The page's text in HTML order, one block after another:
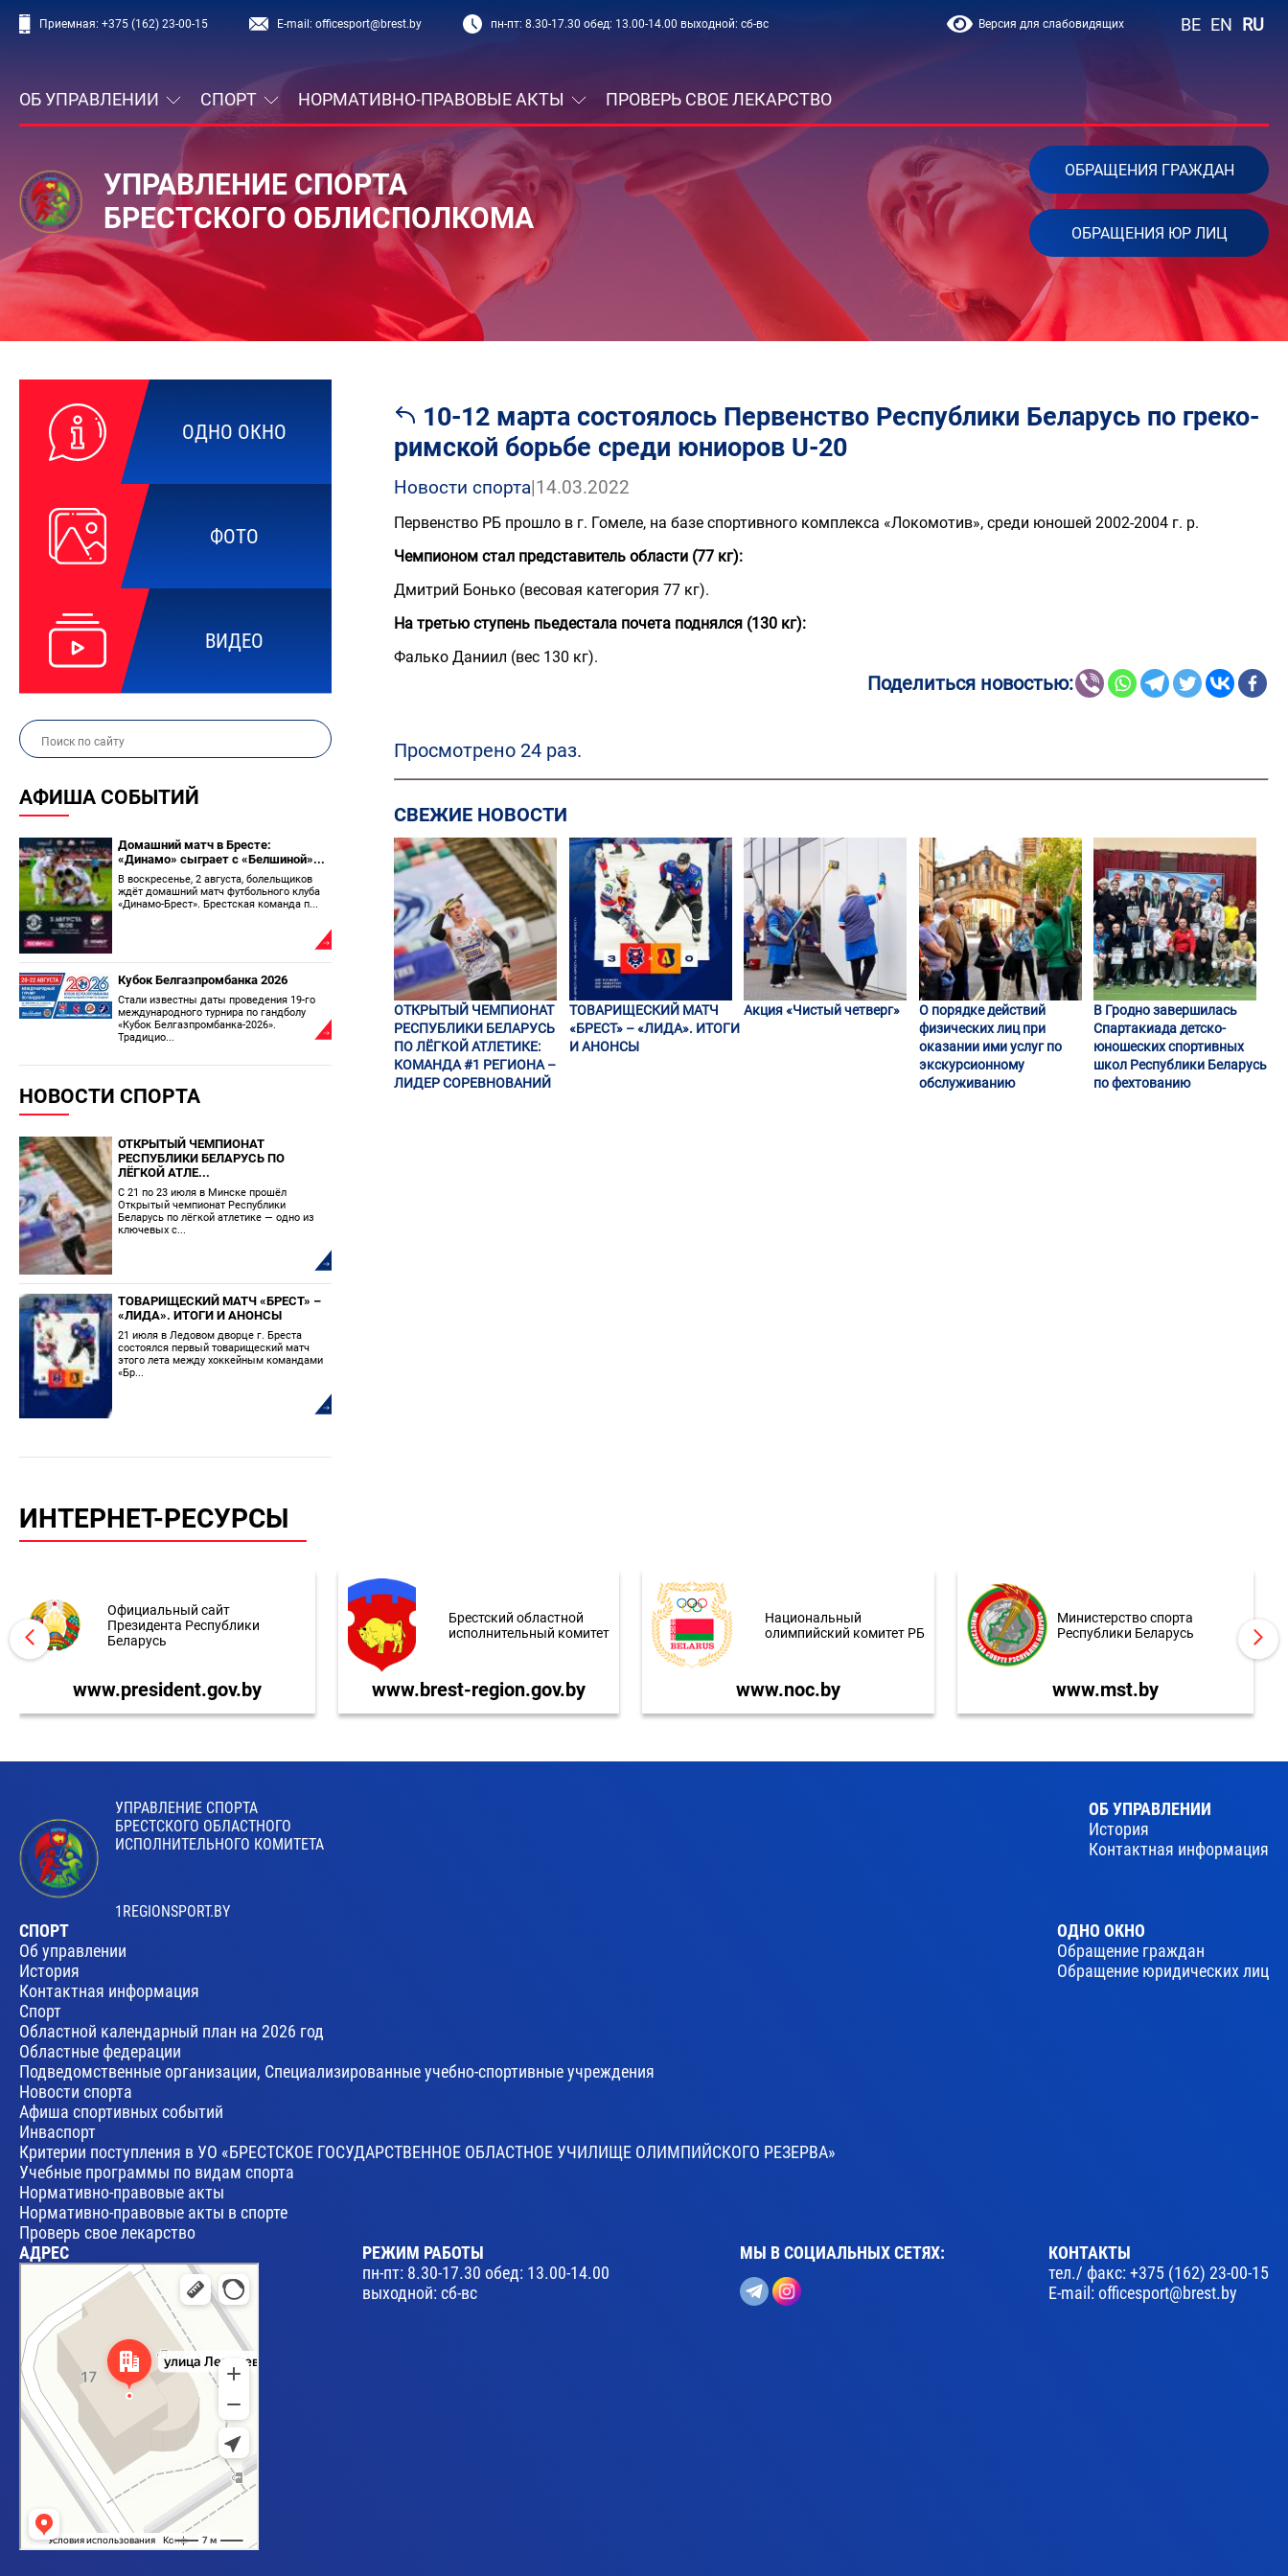
Приемная: +375 (162) 23-00-15 E-mail:officesport@brest.by пн-пт: 8.30-17.30 обед: 13.00-14.00 выходной: сб-вс Версия для слабовидящих BE EN RU
ОБ УПРАВЛЕНИИ СПОРТ НОРМАТИВНО-ПРАВОВЫЕ АКТЫ ПРОВЕРЬ СВОЕ ЛЕКАРСТВО
УПРАВЛЕНИЕ СПОРТА
БРЕСТСКОГО ОБЛИСПОЛКОМА
ОБРАЩЕНИЯ ГРАЖДАН
ОБРАЩЕНИЯ ЮР ЛИЦ
ОДНО ОКНО
ФОТО
ВИДЕО
АФИША СОБЫТИЙ
Домашний матч в Бресте:
«Динамо» сыграет с «Белшиной»...
В воскресенье, 2 августа, болельщиков
ждёт домашний матч футбольного клуба
«Динамо-Брест». Брестская команда п...
Кубок Белгазпромбанка 2026
Стали известны даты проведения 19-го
международного турнира по гандболу
«Кубок Белгазпромбанка-2026».
Традицио...
НОВОСТИ СПОРТА
ОТКРЫТЫЙ ЧЕМПИОНАТ
РЕСПУБЛИКИ БЕЛАРУСЬ ПО
ЛЁГКОЙ АТЛЕ...
С 21 по 23 июля в Минске прошёл
Открытый чемпионат Республики
Беларусь по лёгкой атлетике — одно из
ключевых с...
ТОВАРИЩЕСКИЙ МАТЧ «БРЕСТ» –
«ЛИДА». ИТОГИ И АНОНСЫ
21 июля в Ледовом дворце г. Бреста
состоялся первый товарищеский матч
этого лета между хоккейным командами
«Бр...
10-12 марта состоялось Первенство Республики Беларусь по греко-
римской борьбе среди юниоров U-20
Новости спорта|14.03.2022
Первенство РБ прошло в г. Гомеле, на базе спортивного комплекса «Локомотив», среди юношей 2002-2004 г. р.
Чемпионом стал представитель области (77 кг):
Дмитрий Бонько (весовая категория 77 кг).
На третью ступень пьедестала почета поднялся (130 кг):
Фалько Даниил (вес 130 кг).
Поделиться новостью:
Просмотрено 24 раз.
СВЕЖИЕ НОВОСТИ
ОТКРЫТЫЙ ЧЕМПИОНАТ
РЕСПУБЛИКИ БЕЛАРУСЬ
ПО ЛЁГКОЙ АТЛЕТИКЕ:
КОМАНДА #1 РЕГИОНА –
ЛИДЕР СОРЕВНОВАНИЙ
ТОВАРИЩЕСКИЙ МАТЧ
«БРЕСТ» – «ЛИДА». ИТОГИ
И АНОНСЫ
Акция «Чистый четверг»
О порядке действий
физических лиц при
оказании ими услуг по
экскурсионному
обслуживанию
В Гродно завершилась
Спартакиада детско-
юношеских спортивных
школ Республики Беларусь
по фехтованию
ИНТЕРНЕТ-РЕСУРСЫ
Официальный сайт
Президента Республики
Беларусь
www.president.gov.by
Брестский областной
исполнительный комитет
www.brest-region.gov.by
Национальный
олимпийский комитет РБ
www.noc.by
Министерство спорта
Республики Беларусь
www.mst.by
УПРАВЛЕНИЕ СПОРТА
БРЕСТСКОГО ОБЛАСТНОГО
ИСПОЛНИТЕЛЬНОГО КОМИТЕТА
1REGIONSPORT.BY
ОБ УПРАВЛЕНИИ
История
Контактная информация
СПОРТ
Об управлении
История
Контактная информация
Спорт
Областной календарный план на 2026 год
Областные федерации
Подведомственные организации, Специализированные учебно-спортивные учреждения
Новости спорта
Афиша спортивных событий
Инваспорт
Критерии поступления в УО «БРЕСТСКОЕ ГОСУДАРСТВЕННОЕ ОБЛАСТНОЕ УЧИЛИЩЕ ОЛИМПИЙСКОГО РЕЗЕРВА»
Учебные программы по видам спорта
Нормативно-правовые акты
Нормативно-правовые акты в спорте
Проверь свое лекарство
ОДНО ОКНО
Обращение граждан
Обращение юридических лиц
АДРЕС
Брест
Улица Леваневского, 17 — Яндекс Карты
РЕЖИМ РАБОТЫ
пн-пт: 8.30-17.30 обед: 13.00-14.00
выходной: сб-вс
МЫ В СОЦИАЛЬНЫХ СЕТЯХ:
КОНТАКТЫ
тел./ факс:+375 (162) 23-00-15
E-mail:officesport@brest.by